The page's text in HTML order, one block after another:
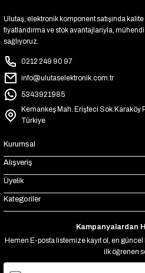
Ulutaş, elektronik komponent satışında
fiyatlandırma ve stok avantajlarıyla,
sağlıyoruz.
0212 249 90 97
info@ulutaselektronik.com.tr
5343921985
Kemankeş Mah. Erişteci Sok.Karaköy
Türkiye
Kurumsal
Alışveriş
Üyelik
Kategoriler
Kampanyalardan
Hemen E-posta listemize kayıt ol, en
ilk öğrenen